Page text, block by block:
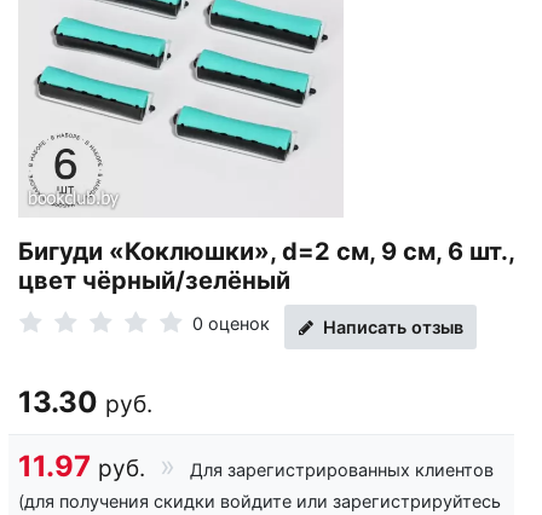
Бигуди «Коклюшки», d=2 см, 9 см, 6 шт.,
цвет чёрный/зелёный
0 оценок Написать отзыв
13.30 руб.
11.97 руб.
Для зарегистрированных клиентов
(для получения скидки войдите или зарегистрируйтесь